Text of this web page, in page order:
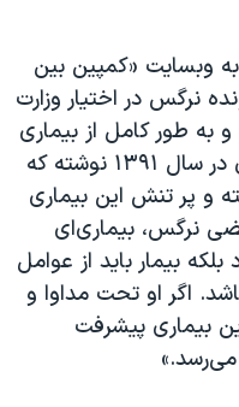
وبسایت «کمپین بین
نرگس در اختیار وزارت
به طور کامل از بیماری
او خبر دارند. پزشک قانونی زنجان در سال ۱۳۹۱ نوشته که
و پر تنش این بیماری
نرگس، بیماری‌ای
بیمار باید از عوامل
اگر او تحت مداوا و
بیماری پیشرفت